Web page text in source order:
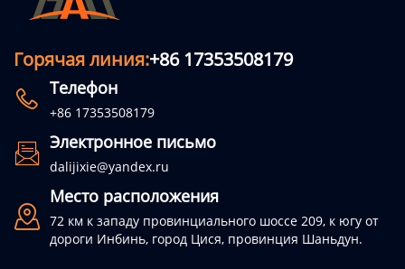
Горячая линия:+86 17353508179
 Телефон
+86 17353508179
 Электронное письмо
dalijixie@yandex.ru

Место расположения
72 км к западу провинциального шоссе 209, к югу от
дороги Инбинь, город Цися, провинция Шаньдун.